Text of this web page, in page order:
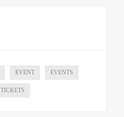
EVENT EVENTS
TICKETS